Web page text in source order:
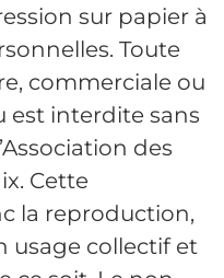
sur papier à
Toute
commerciale ou
est interdite sans
des
Cette
la reproduction,
usage collectif et